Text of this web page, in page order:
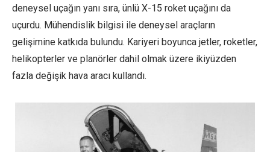
deneysel uçağın yanı sıra, ünlü X-15 roket uçağını da
uçurdu. Mühendislik bilgisi ile deneysel araçların
gelişimine katkıda bulundu. Kariyeri boyunca jetler, roketler,
helikopterler ve planörler dahil olmak üzere ikiyüzden
fazla değişik hava aracı kullandı.